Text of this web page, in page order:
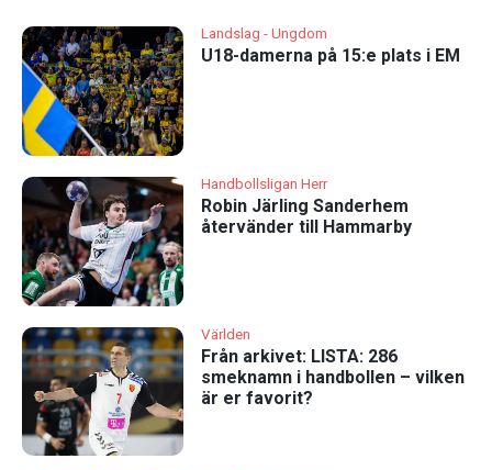
Landslag - Ungdom
U18-damerna på 15:e plats i EM
Handbollsligan Herr
Robin Järling Sanderhem
återvänder till Hammarby
Världen
Från arkivet: LISTA: 286
smeknamn i handbollen – vilken
är er favorit?